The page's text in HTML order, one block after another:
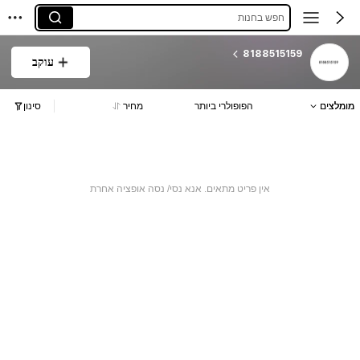
חפש בחנות
8188515159
עוקב
מומלצים הפופולרי ביותר מחיר סינון
אין פריט מתאים. אנא נסי/ נסה אופציה אחרת